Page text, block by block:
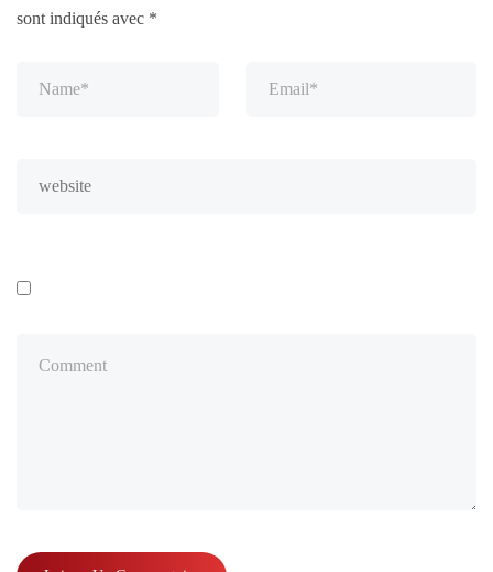
sont indiqués avec *